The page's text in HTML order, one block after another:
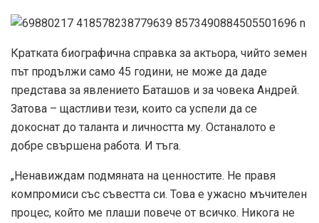
Кратката биографична справка за актьора, чийто земен
път продължи само 45 години, не може да даде
представа за явлението Баташов и за човека Андрей.
Затова – щастливи тези, които са успели да се
докоснат до таланта и личността му. Останалото е
добре свършена работа. И тъга.
„Ненавиждам подмяната на ценностите. Не правя
компромиси със съвестта си. Това е ужасно мъчителен
процес, който ме плаши повече от всичко. Никога не